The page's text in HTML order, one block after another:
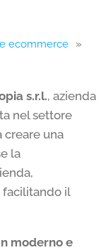
ecommerce
»
s.r.l., azienda
nel settore
creare una
la
facilitando il
moderno e